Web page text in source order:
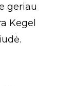
geriau
Kegel